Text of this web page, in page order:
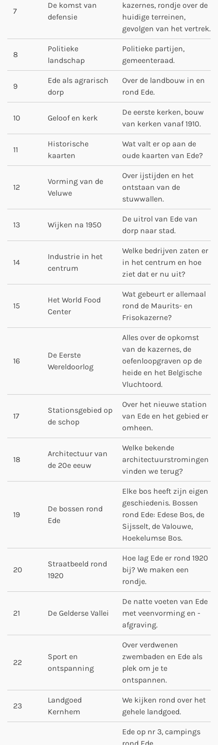
7
De komst van
defensie
kazernes, rondje over de
huidige terreinen,
gevolgen van het vertrek.
8
Politieke
landschap
Politieke partijen,
gemeenteraad.
9
Ede als agrarisch
dorp
Over de landbouw in en
rond Ede.
10 Geloof en kerk
De eerste kerken, bouw
van kerken vanaf 1910.
11
Historische
kaarten
Wat valt er op aan de
oude kaarten van Ede?
12
Vorming van de
Veluwe
Over ijstijden en het
ontstaan van de
stuwwallen.
13 Wijken na 1950
De uitrol van Ede van
dorp naar stad.
14
Industrie in het
centrum
Welke bedrijven zaten er
in het centrum en hoe
ziet dat er nu uit?
15
Het World Food
Center
Wat gebeurt er allemaal
rond de Maurits- en
Frisokazerne?
16
De Eerste
Wereldoorlog
Alles over de opkomst
van de kazernes, de
oefenloopgraven op de
heide en het Belgische
Vluchtoord.
17
Stationsgebied op
de schop
Over het nieuwe station
van Ede en het gebied er
omheen.
18
Architectuur van
de 20e eeuw
Welke bekende
architectuurstromingen
vinden we terug?
19
De bossen rond
Ede
Elke bos heeft zijn eigen
geschiedenis. Bossen
rond Ede: Edese Bos, de
Sijsselt, de Valouwe,
Hoekelumse Bos.
20
Straatbeeld rond
1920
Hoe lag Ede er rond 1920
bij? We maken een
rondje.
21 De Gelderse Vallei
De natte voeten van Ede
met veenvorming en -
afgraving.
22
Sport en
ontspanning
Over verdwenen
zwembaden en Ede als
plek om je te
ontspannen.
23
Landgoed
Kernhem
We kijken rond over het
gehele landgoed.
Ede op nr 3, campings